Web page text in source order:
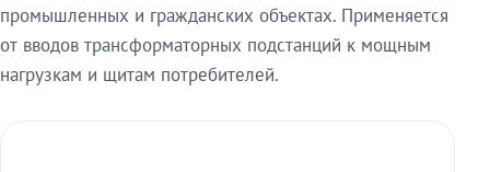
промышленных и гражданских объектах. Применяется
от вводов трансформаторных подстанций к мощным
нагрузкам и щитам потребителей.